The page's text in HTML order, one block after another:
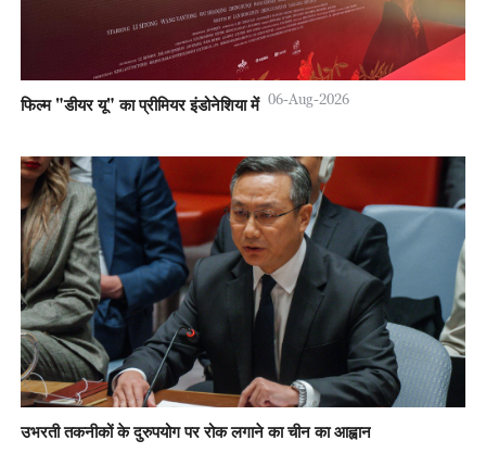
फिल्म "डीयर यू" का प्रीमियर इंडोनेशिया में 06-Aug-2026
उभरती तकनीकों के दुरुपयोग पर रोक लगाने का चीन का आह्वान